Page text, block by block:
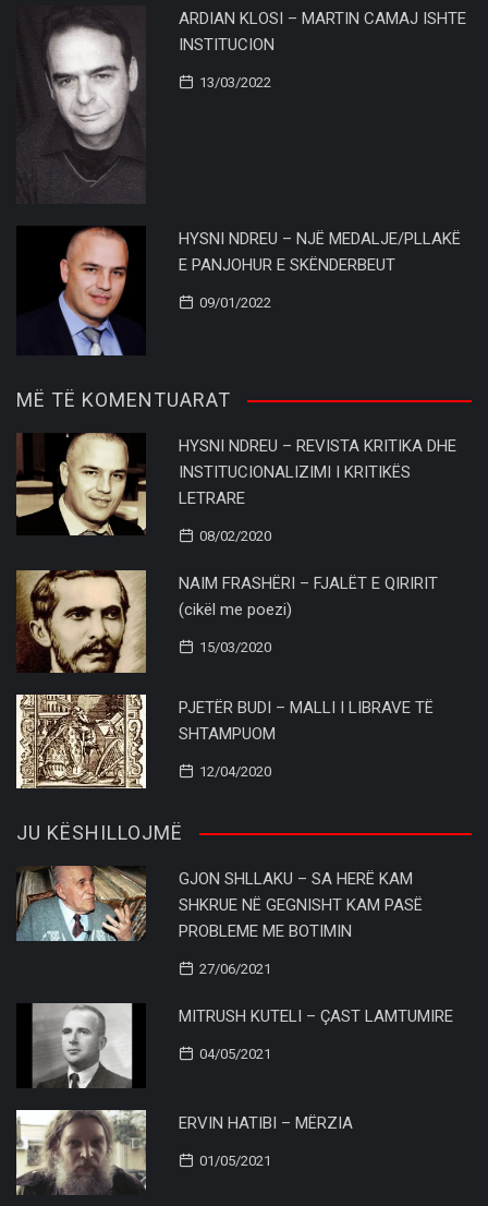
ARDIAN KLOSI – MARTIN CAMAJ ISHTE
INSTITUCION
13/03/2022
HYSNI NDREU – NJË MEDALJE/PLLAKË
E PANJOHUR E SKËNDERBEUT
09/01/2022
MË TË KOMENTUARAT
HYSNI NDREU – REVISTA KRITIKA DHE
INSTITUCIONALIZIMI I KRITIKËS
LETRARE
08/02/2020
NAIM FRASHËRI – FJALËT E QIRIRIT
(cikël me poezi)
15/03/2020
PJETËR BUDI – MALLI I LIBRAVE TË
SHTAMPUOM
12/04/2020
JU KËSHILLOJMË
GJON SHLLAKU – SA HERË KAM
SHKRUE NË GEGNISHT KAM PASË
PROBLEME ME BOTIMIN
27/06/2021
MITRUSH KUTELI – ÇAST LAMTUMIRE
04/05/2021
ERVIN HATIBI – MËRZIA
01/05/2021